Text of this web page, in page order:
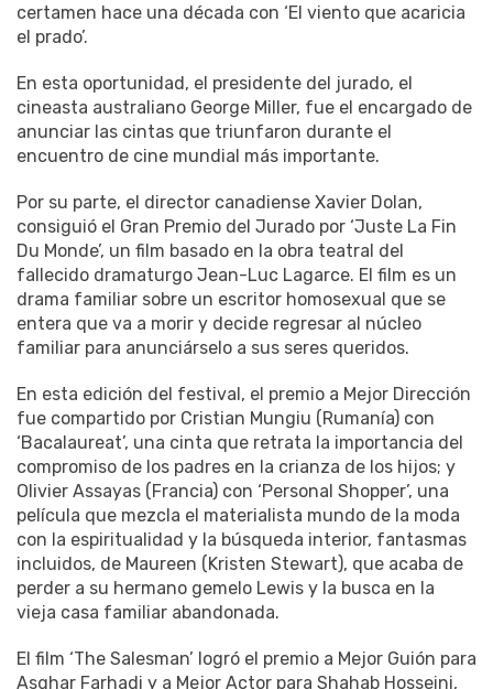
certamen hace una década con ‘El viento que acaricia
el prado’.
En esta oportunidad, el presidente del jurado, el
cineasta australiano George Miller, fue el encargado de
anunciar las cintas que triunfaron durante el
encuentro de cine mundial más importante.
Por su parte, el director canadiense Xavier Dolan,
consiguió el Gran Premio del Jurado por ‘Juste La Fin
Du Monde’, un film basado en la obra teatral del
fallecido dramaturgo Jean-Luc Lagarce. El film es un
drama familiar sobre un escritor homosexual que se
entera que va a morir y decide regresar al núcleo
familiar para anunciárselo a sus seres queridos.
En esta edición del festival, el premio a Mejor Dirección
fue compartido por Cristian Mungiu (Rumanía) con
‘Bacalaureat’, una cinta que retrata la importancia del
compromiso de los padres en la crianza de los hijos; y
Olivier Assayas (Francia) con ‘Personal Shopper’, una
película que mezcla el materialista mundo de la moda
con la espiritualidad y la búsqueda interior, fantasmas
incluidos, de Maureen (Kristen Stewart), que acaba de
perder a su hermano gemelo Lewis y la busca en la
vieja casa familiar abandonada.
El film ‘The Salesman’ logró el premio a Mejor Guión para
Asghar Farhadi y a Mejor Actor para Shahab Hosseini,